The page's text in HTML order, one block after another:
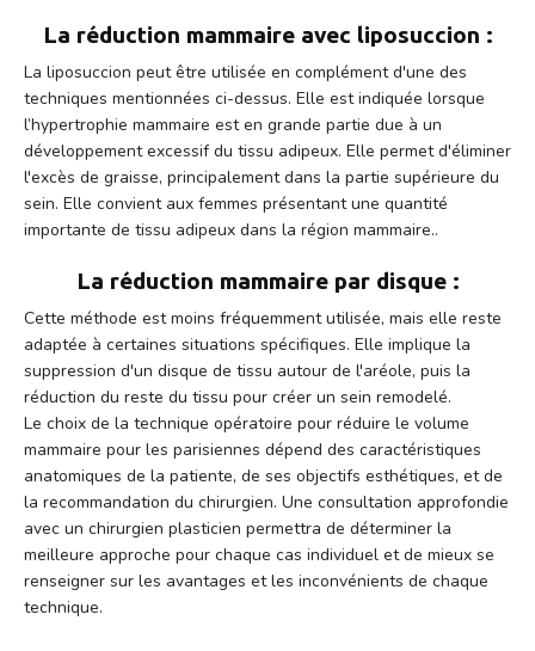
La réduction mammaire avec liposuccion :
La liposuccion peut être utilisée en complément d'une des
techniques mentionnées ci-dessus. Elle est indiquée lorsque
l’hypertrophie mammaire est en grande partie due à un
développement excessif du tissu adipeux. Elle permet d'éliminer
l'excès de graisse, principalement dans la partie supérieure du
sein. Elle convient aux femmes présentant une quantité
importante de tissu adipeux dans la région mammaire..
La réduction mammaire par disque :
Cette méthode est moins fréquemment utilisée, mais elle reste
adaptée à certaines situations spécifiques. Elle implique la
suppression d'un disque de tissu autour de l'aréole, puis la
réduction du reste du tissu pour créer un sein remodelé.
Le choix de la technique opératoire pour réduire le volume
mammaire pour les parisiennes dépend des caractéristiques
anatomiques de la patiente, de ses objectifs esthétiques, et de
la recommandation du chirurgien. Une consultation approfondie
avec un chirurgien plasticien permettra de déterminer la
meilleure approche pour chaque cas individuel et de mieux se
renseigner sur les avantages et les inconvénients de chaque
technique.